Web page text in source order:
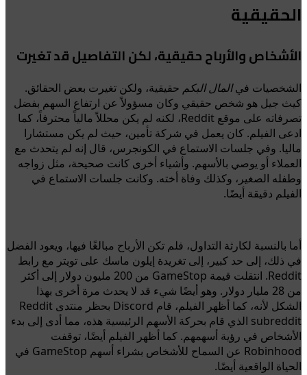
الحقيقية
الأشخاص والأرباح حقيقية، لكن التفاصيل قد تغيرت
الشخصيات فيالمال البكم حقيقية، ولكن تغيرت بعض الحقائق.
كيث جيل هو شخص حقيقي وكان مسؤولاً عن ارتفاع السهم بفضل
تصرفاته على موقع Reddit، لكنه لم يكن محللاً مالياً محترفاً، كما
ادعى الفيلم. كان يعمل في شركة تأمين، حيث لم يكن مستشارا
ماليا. وفي جلسات الاستماع في الكونجرس، قال إنه لم يتحدث مع
العملاء أو يوصي بالأسهم. وأشياء أخرى كانت صحيحة، مثل زواجه
وطفله الصغير، وكذلك وفاة أخته. وكانت جلسات الاستماع في
الفيلم دقيقة أيضًا.
أما بالنسبة لكارثة التداول، فلم تكن الأرباح مبالغًا فيها، ويعود الفضل
في ذلك، إلى حد كبير، إلى تغريدة إيلون ماسك على تويتر مع رابط
Reddit. انتقلت قيمة GameStop من 200 مليون دولار إلى أكثر
من 28 مليار دولار. وهو أيضًا شيء قد لا يحدث مرة أخرى بهذا
الشكل لأنه، كما أظهر الفيلم، قام Discord بحظر منتدى Reddit
subreddit الذي قام بحركة الأسهم الرئيسية هذه، مما أدى إلى بدء
الأشخاص في رؤية أسهمهم. كما أظهر الفيلم أيضًا، توقفت
Robinhood عن السماح للأشخاص بشراء أسهم GameStop في
الحياة الواقعية أيضًا.